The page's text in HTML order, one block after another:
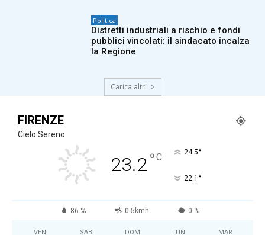
Politica
Distretti industriali a rischio e fondi
pubblici vincolati: il sindacato incalza
la Regione
Carica altri
FIRENZE
Cielo Sereno
23.2°C 24.5°
22.1 °
86 % 0.5kmh 0 %
VEN SAB DOM LUN MAR